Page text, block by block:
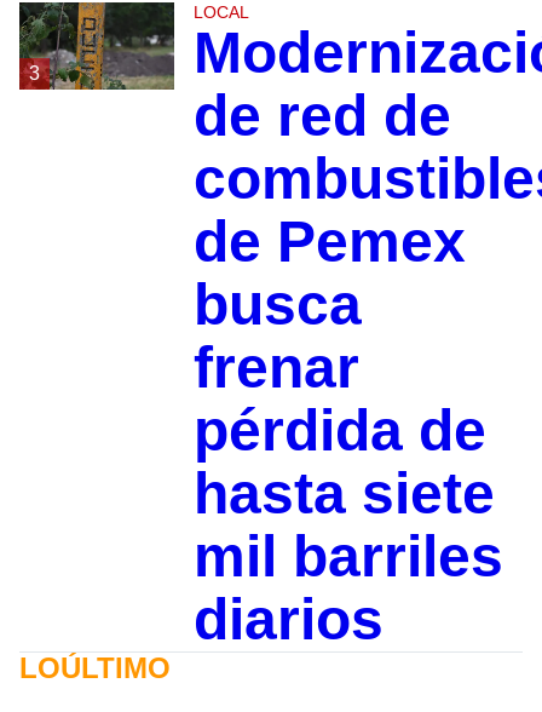
3
LOCAL
de red de
de Pemex
busca
frenar
pérdida de
hasta siete
mil barriles
diarios
LOÚLTIMO